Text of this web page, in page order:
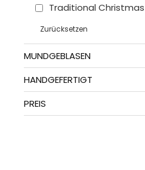
Traditional Christmas
Zurücksetzen
MUNDGEBLASEN
HANDGEFERTIGT
PREIS